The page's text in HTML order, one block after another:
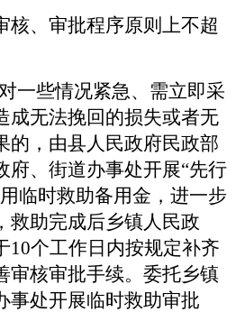
核、审批程序原则上不超
对一些情况紧急、需立即采
成无法挽回的损失或者无
的，由县人民政府民政部
府、街道办事处开展“先行
临时救助备用金，进一步
救助完成后乡镇人民政
10个工作日内按规定补齐
审核审批手续。委托乡镇
事处开展临时救助审批